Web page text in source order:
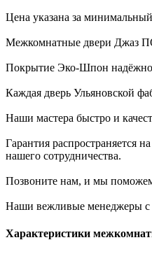
Цена указана за
Межкомнатные двери Джаз
Покрытие Эко-Шпон надёжно
Каждая дверь Ульяновской
Наши мастера быстро и
Гарантия распространяется
нашего сотрудничества.
Позвоните нам, и мы
Наши вежливые менеджеры с
Характеристики